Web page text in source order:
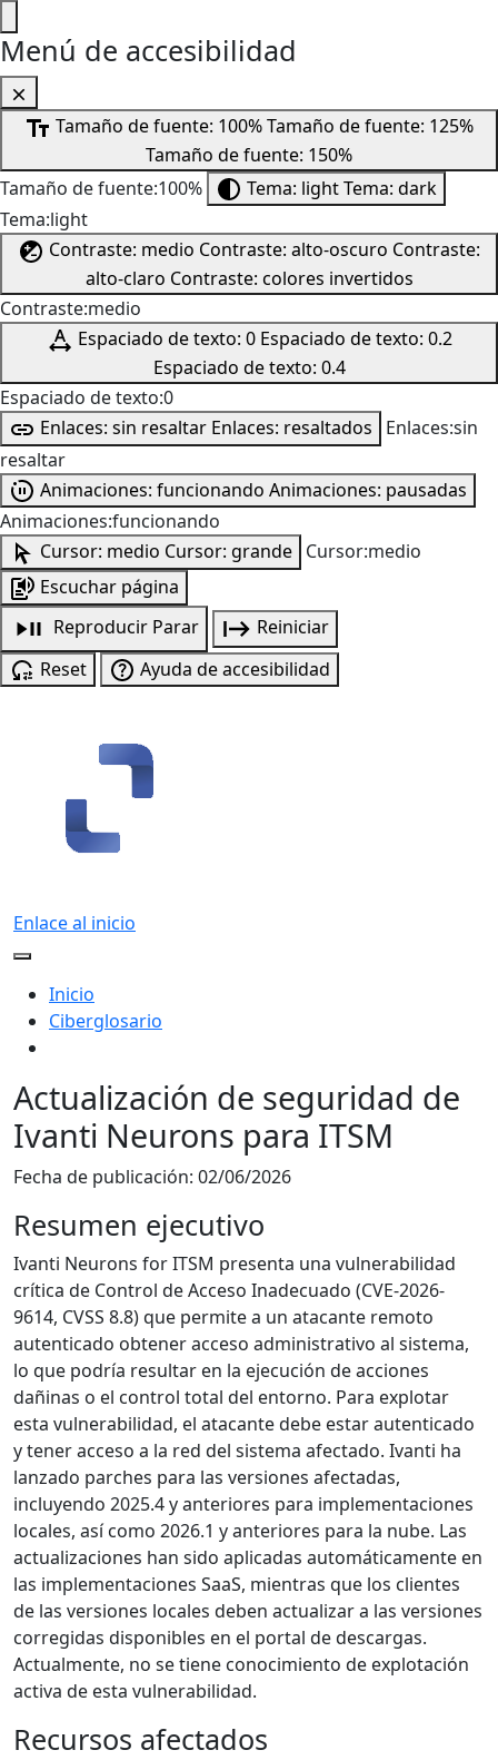
Menú de accesibilidad
Tamaño de fuente: 100%Tamaño de fuente: 125%
Tamaño de fuente: 150%
Tamaño de fuente:100%
Tema: lightTema: dark
Tema:light
Contraste: medio Contraste: alto-oscuro Contraste:
alto-claro Contraste: colores invertidos
Contraste:medio
Espaciado de texto: 0 Espaciado de texto: 0.2
Espaciado de texto: 0.4
Espaciado de texto:0
Enlaces: sin resaltar Enlaces: resaltados
Enlaces:sin
resaltar
Animaciones: funcionando Animaciones: pausadas
Animaciones:funcionando
Cursor: medio Cursor: grande Cursor:medio
Escuchar página
Reproducir Parar
Reiniciar
Reset
Ayuda de accesibilidad
Enlace al inicio
Inicio
Ciberglosario
Actualización de seguridad de
Ivanti Neurons para ITSM
Fecha de publicación: 02/06/2026
Resumen ejecutivo
Ivanti Neurons for ITSM presenta una vulnerabilidad
crítica de Control de Acceso Inadecuado (CVE-2026-
9614, CVSS 8.8) que permite a un atacante remoto
autenticado obtener acceso administrativo al sistema,
lo que podría resultar en la ejecución de acciones
dañinas o el control total del entorno. Para explotar
esta vulnerabilidad, el atacante debe estar autenticado
y tener acceso a la red del sistema afectado. Ivanti ha
lanzado parches para las versiones afectadas,
incluyendo 2025.4 y anteriores para implementaciones
locales, así como 2026.1 y anteriores para la nube. Las
actualizaciones han sido aplicadas automáticamente en
las implementaciones SaaS, mientras que los clientes
de las versiones locales deben actualizar a las versiones
corregidas disponibles en el portal de descargas.
Actualmente, no se tiene conocimiento de explotación
activa de esta vulnerabilidad.
Recursos afectados